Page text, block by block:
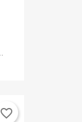
favorite_border